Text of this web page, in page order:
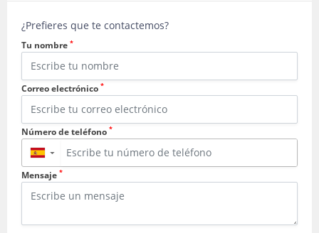
¿Prefieres que te contactemos?
Tu nombre *
Correo electrónico *
Número de teléfono *
▼
Mensaje *